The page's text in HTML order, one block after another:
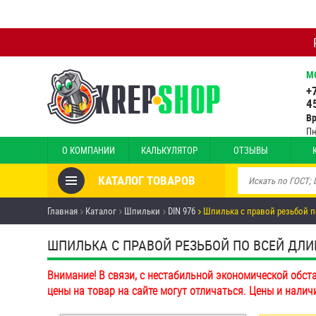
О КОМПАНИИ КАЛЬКУЛЯТОР ОТЗЫВЫ
КАТАЛОГ ТОВАРОВ
Товары со скидкой
Анкеры
Антивандальный крепёж,
инструмент
Болты и винты
Главная Каталог Шпильки DIN 976 Шпилька с правой резьбой
ШПИЛЬКА С ПРАВОЙ РЕЗЬБОЙ ПО ВСЕЙ
Внимание! В связи, с нестабильной экономической
цены на товар на сайте могут отличаться. Цены и